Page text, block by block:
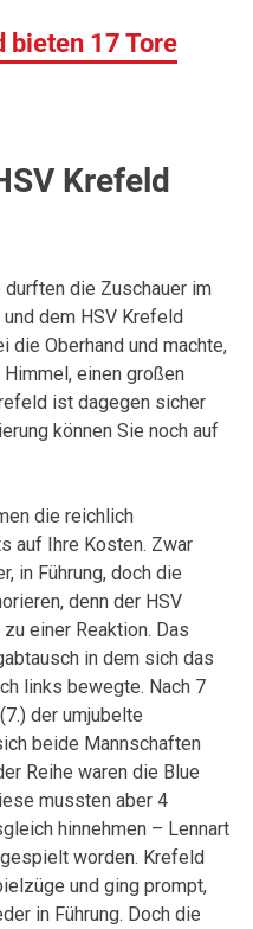
bieten 17 Tore
Krefeld
die Zuschauer im
dem HSV Krefeld
die Oberhand und machte,
einen großen
ist dagegen sicher
können Sie noch auf
die reichlich
auf Ihre Kosten. Zwar
in Führung, doch die
denn der HSV
einer Reaktion. Das
in dem sich das
links bewegte. Nach 7
der umjubelte
beide Mannschaften
Reihe waren die Blue
mussten aber 4
hinnehmen – Lennart
worden. Krefeld
und ging prompt,
in Führung. Doch die